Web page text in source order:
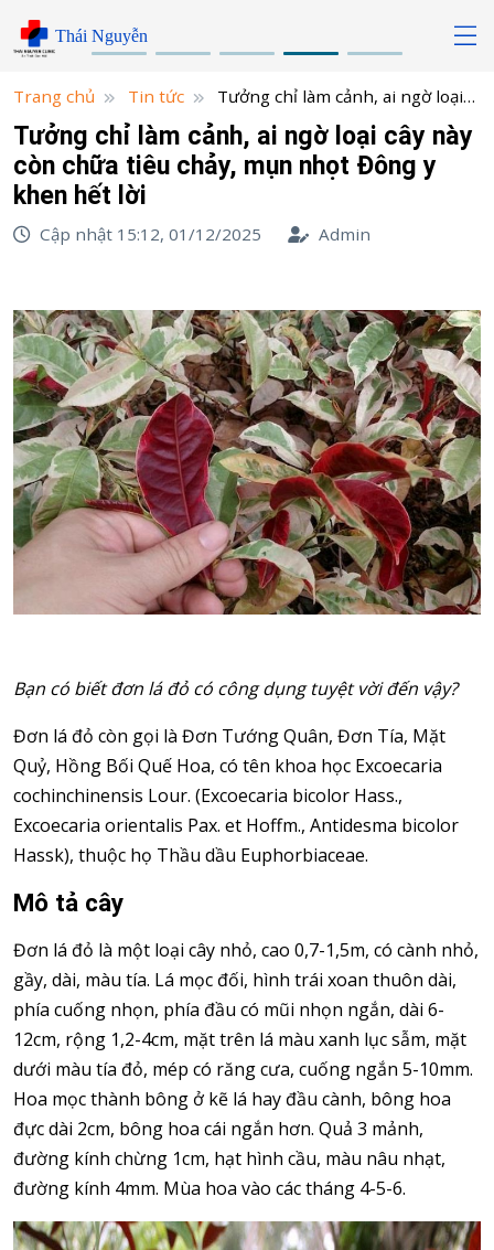
Thái Nguyễn
Trang chủ Tin tức
Tưởng chỉ làm cảnh, ai ngờ loại
cây này còn chữa tiêu chảy, mụn nhọt Đông y khen hết lời
Tưởng chỉ làm cảnh, ai ngờ loại cây này
còn chữa tiêu chảy, mụn nhọt Đông y
khen hết lời
Cập nhật 15:12, 01/12/2025 Admin
Bạn có biết đơn lá đỏ có công dụng tuyệt vời đến vậy?
Đơn lá đỏ còn gọi là Đơn Tướng Quân, Đơn Tía, Mặt
Quỷ, Hồng Bối Quế Hoa, có tên khoa học Excoecaria
cochinchinensis Lour. (Excoecaria bicolor Hass.,
Excoecaria orientalis Pax. et Hoffm., Antidesma bicolor
Hassk), thuộc họ Thầu dầu Euphorbiaceae.
Mô tả cây
Đơn lá đỏ là một loại cây nhỏ, cao 0,7-1,5m, có cành nhỏ,
gầy, dài, màu tía. Lá mọc đối, hình trái xoan thuôn dài,
phía cuống nhọn, phía đầu có mũi nhọn ngắn, dài 6-
12cm, rộng 1,2-4cm, mặt trên lá màu xanh lục sẫm, mặt
dưới màu tía đỏ, mép có răng cưa, cuống ngắn 5-10mm.
Hoa mọc thành bông ở kẽ lá hay đầu cành, bông hoa
đực dài 2cm, bông hoa cái ngắn hơn. Quả 3 mảnh,
đường kính chừng 1cm, hạt hình cầu, màu nâu nhạt,
đường kính 4mm. Mùa hoa vào các tháng 4-5-6.